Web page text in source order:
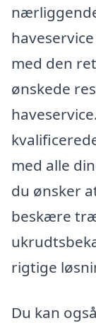
med den
ønskede
med alle
du ønsker
beskære
rigtige
Du kan